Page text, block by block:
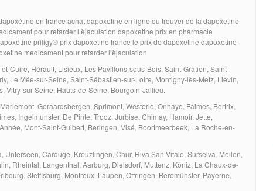
en france achat dapoxetine en ligne ou trouver de la dapoxetine
pour retarder l èjaculation dapoxetine prix en pharmacie
priligy® prix dapoxetine france le prix de dapoxetine dapoxetine
medicament pour retarder l’èjaculation
Cuire, Hérault, Lisieux, Les Pavillons-sous-Bois, Saint-Gratien, Saint-
Le Mée-sur-Seine, Saint-Sébastien-sur-Loire, Montigny-lès-Metz, Liévin,
Vitry-sur-Seine, Hauts-de-Seine, Bourgoin-Jallieu.
Geraardsbergen, Sprimont, Westerlo, Onhaye, Faimes, Bertrix,
Ingelmunster, De Pinte, Trooz, Jurbise, Chimay, Hamoir, Jette,
Mont-Saint-Guibert, Beringen, Visé, Boortmeerbeek, La Roche-en-
Unterseen, Carouge, Kreuzlingen, Chur, Riva San Vitale, Surselva, Meilen,
Rheintal, Langenthal, Aarburg, Dielsdorf, Muttenz, Köniz, La Chaux-de-
Steffisburg, Montreux, Laupen, Oftringen, Beromünster, Payerne,